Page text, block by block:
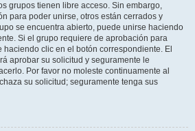
grupos tienen libre acceso. Sin embargo,
para poder unirse, otros están cerrados y
se encuentra abierto, puede unirse haciendo
Si el grupo requiere de aprobación para
clic en el botón correspondiente. El
aprobar su solicitud y seguramente le
Por favor no moleste continuamente al
su solicitud; seguramente tenga sus